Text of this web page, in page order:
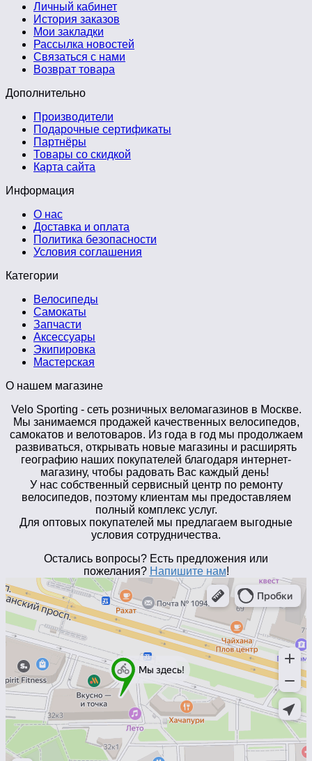
Личный кабинет
История заказов
Мои закладки
Рассылка новостей
Связаться с нами
Возврат товара
Дополнительно
Производители
Подарочные сертификаты
Партнёры
Товары со скидкой
Карта сайта
Информация
О нас
Доставка и оплата
Политика безопасности
Условия соглашения
Категории
Велосипеды
Самокаты
Запчасти
Аксессуары
Экипировка
Мастерская
О нашем магазине
Velo Sporting - сеть розничных веломагазинов в Москве.
Мы занимаемся продажей качественных велосипедов,
самокатов и велотоваров. Из года в год мы продолжаем
развиваться, открывать новые магазины и расширять
географию наших покупателей благодаря интернет-
магазину, чтобы радовать Вас каждый день!
У нас собственный сервисный центр по ремонту
велосипедов, поэтому клиентам мы предоставляем
полный комплекс услуг.
Для оптовых покупателей мы предлагаем выгодные
условия сотрудничества.
Остались вопросы? Есть предложения или
пожелания? Напишите нам!